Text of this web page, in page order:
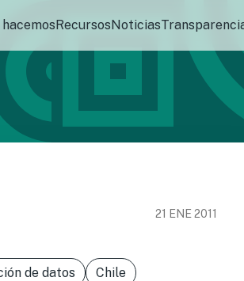
hacemosRecursosNoticias
21 ENE 2011
de datos Chile